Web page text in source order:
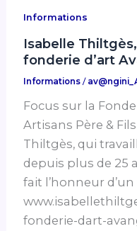
Informations
Isabelle
fonderie d’art
Informations /
Focus sur la
Artisans Père &
Thiltgès, qui
depuis plus de 25
fait l’honneur
fonderie-dart-